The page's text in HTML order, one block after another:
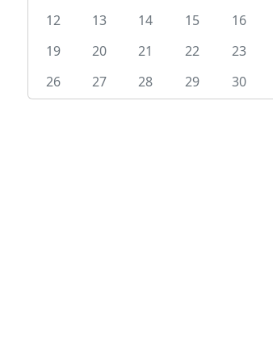
12
13 14 15 16
19
20 21 22 23
26
27 28 29 30